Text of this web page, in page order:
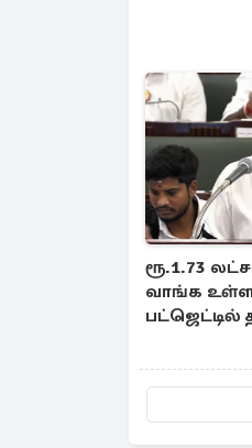
ரூ.1.73
வாங்க உள்ள